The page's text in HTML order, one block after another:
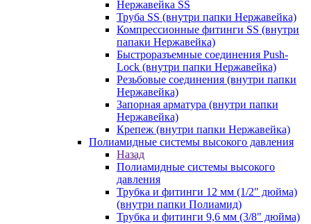
Нержавейка SS
Труба SS (внутри папки Нержавейка)
Компрессионные фитинги SS (внутри
папаки Нержавейка)
Быстроразъемные соединения Push-
Lock (внутри папки Нержавейка)
Резьбовые соединения (внутри папки
Нержавейка)
Запорная арматура (внутри папки
Нержавейка)
Крепеж (внутри папки Нержавейка)
Полиамидные системы высокого давления
Назад
Полиамидные системы высокого
давления
Трубка и фитинги 12 мм (1/2" дюйма)
(внутри папки Полиамид)
Трубка и фитинги 9,6 мм (3/8" дюйма)